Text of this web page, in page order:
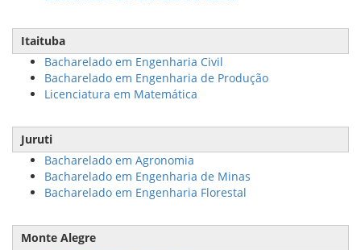
Itaituba
Bacharelado em Engenharia Civil
Bacharelado em Engenharia de Produção
Licenciatura em Matemática
Juruti
Bacharelado em Agronomia
Bacharelado em Engenharia de Minas
Bacharelado em Engenharia Florestal
Monte Alegre